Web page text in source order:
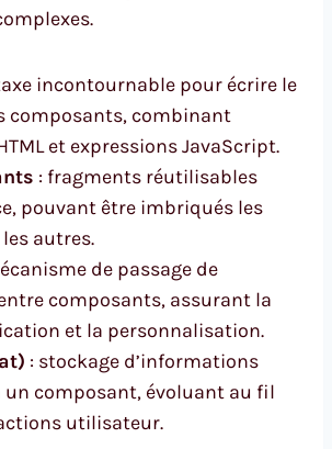
incontournable pour écrire le
composants, combinant
et expressions JavaScript.
: fragments réutilisables
pouvant être imbriqués les
autres.
de passage de
composants, assurant la
et la personnalisation.
: stockage d’informations
un composant, évoluant au fil
utilisateur.